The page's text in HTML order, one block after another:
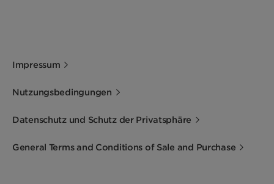
Impressum
Nutzungsbedingungen
Datenschutz und Schutz der Privatsphäre
General Terms and Conditions of Sale and Purchase